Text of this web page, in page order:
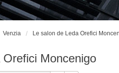
Venzia Le salon de Leda Orefici
Moncenigo